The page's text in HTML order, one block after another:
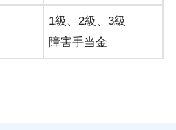
1級、2級、3級
障害手当金